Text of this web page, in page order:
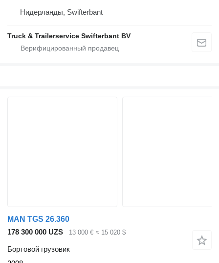
Нидерланды, Swifterbant
Truck & Trailerservice Swifterbant BV
MAN TGS 26.360
178 300 000 UZS
13 000 € ≈ 15 020 $
Бортовой грузовик